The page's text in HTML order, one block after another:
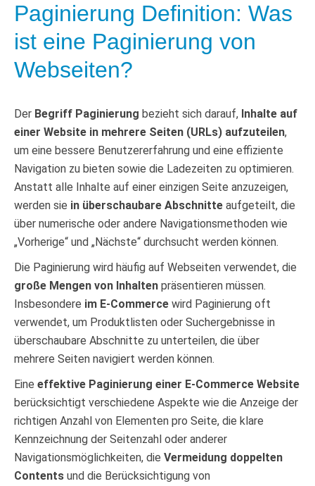
Paginierung Definition: Was
ist eine Paginierung von
Webseiten?
Der Begriff Paginierung bezieht sich darauf, Inhalte auf
einer Website in mehrere Seiten (URLs) aufzuteilen,
um eine bessere Benutzererfahrung und eine effiziente
Navigation zu bieten sowie die Ladezeiten zu optimieren.
Anstatt alle Inhalte auf einer einzigen Seite anzuzeigen,
werden sie in überschaubare Abschnitte aufgeteilt, die
über numerische oder andere Navigationsmethoden wie
„Vorherige“ und „Nächste“ durchsucht werden können.
Die Paginierung wird häufig auf Webseiten verwendet, die
große Mengen von Inhalten präsentieren müssen.
Insbesondere im E-Commerce wird Paginierung oft
verwendet, um Produktlisten oder Suchergebnisse in
überschaubare Abschnitte zu unterteilen, die über
mehrere Seiten navigiert werden können.
Eine effektive Paginierung einer E-Commerce Website
berücksichtigt verschiedene Aspekte wie die Anzeige der
richtigen Anzahl von Elementen pro Seite, die klare
Kennzeichnung der Seitenzahl oder anderer
Navigationsmöglichkeiten, die Vermeidung doppelten
Contents und die Berücksichtigung von